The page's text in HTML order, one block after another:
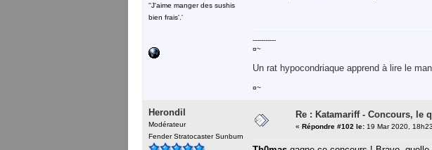
''J'aime manger des sushis
bien frais'.'
-----------
¤~
Un rat hypocondriaque apprend à lire le
¤~
Herondil
Modérateur
Fender Stratocaster Sunburn
Re : Katamariff - Concours, le
« Répondre #102 le: 19 Mar 2020,